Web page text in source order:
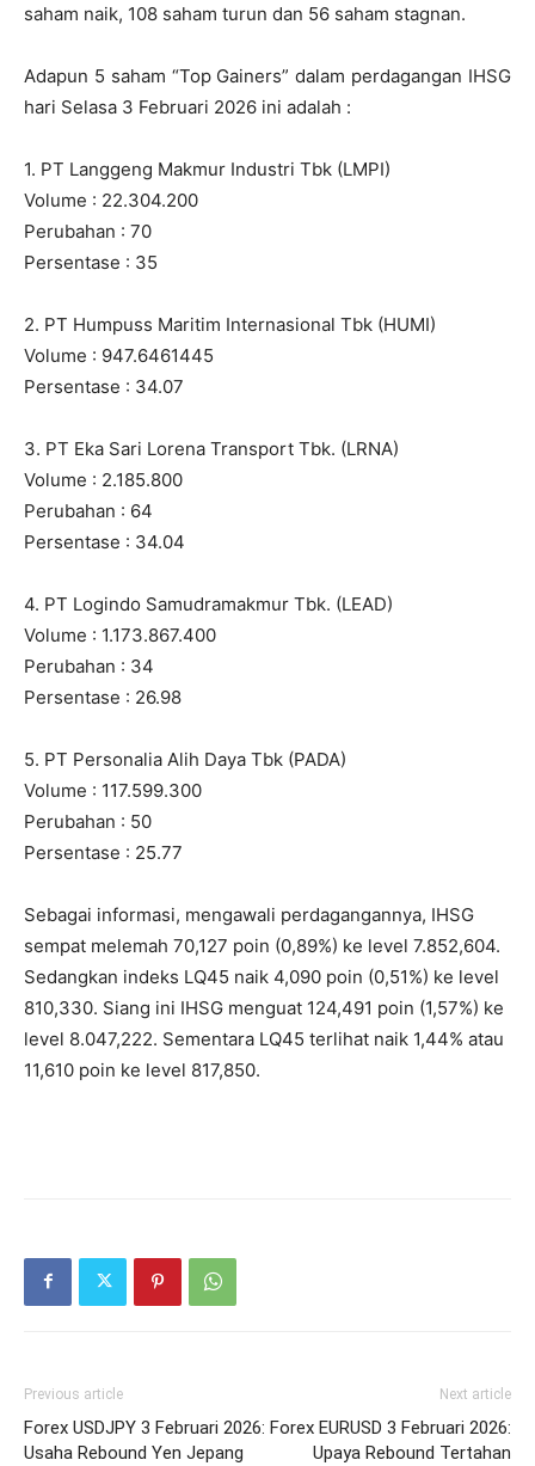
saham naik, 108 saham turun dan 56 saham stagnan.
Adapun 5 saham “Top Gainers” dalam perdagangan IHSG
hari Selasa 3 Februari 2026 ini adalah :
1. PT Langgeng Makmur Industri Tbk (LMPI)
Volume : 22.304.200
Perubahan : 70
Persentase : 35
2. PT Humpuss Maritim Internasional Tbk (HUMI)
Volume : 947.6461445
Persentase : 34.07
3. PT Eka Sari Lorena Transport Tbk. (LRNA)
Volume : 2.185.800
Perubahan : 64
Persentase : 34.04
4. PT Logindo Samudramakmur Tbk. (LEAD)
Volume : 1.173.867.400
Perubahan : 34
Persentase : 26.98
5. PT Personalia Alih Daya Tbk (PADA)
Volume : 117.599.300
Perubahan : 50
Persentase : 25.77
Sebagai informasi, mengawali perdagangannya, IHSG
sempat melemah 70,127 poin (0,89%) ke level 7.852,604.
Sedangkan indeks LQ45 naik 4,090 poin (0,51%) ke level
810,330. Siang ini IHSG menguat 124,491 poin (1,57%) ke
level 8.047,222. Sementara LQ45 terlihat naik 1,44% atau
11,610 poin ke level 817,850.
Previous article
Forex USDJPY 3 Februari 2026:
Usaha Rebound Yen Jepang
Next article
Forex EURUSD 3 Februari 2026:
Upaya Rebound Tertahan